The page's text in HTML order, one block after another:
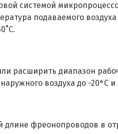
системой
подаваемого
расширить диапазон
воздуха до -20°С и
длине фреонопроводов в